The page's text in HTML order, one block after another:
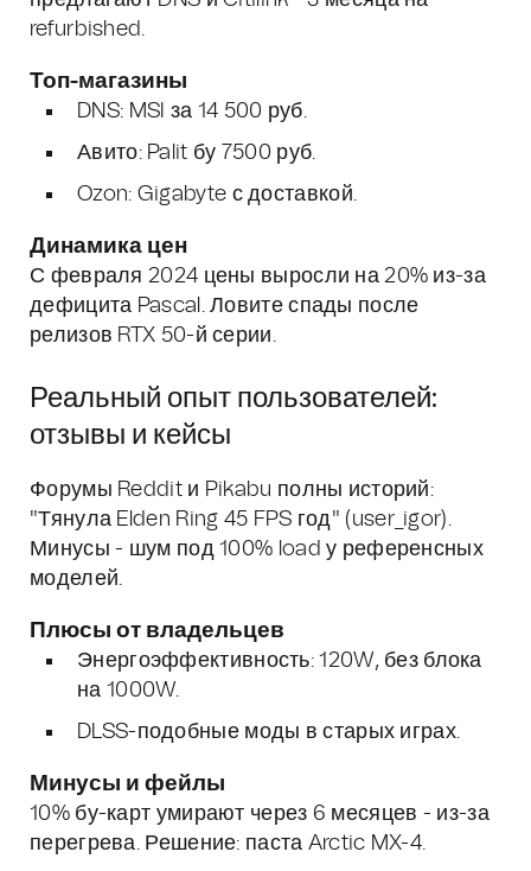
refurbished.
Топ-магазины
DNS: MSI за 14 500 руб.
Авито: Palit бу 7500 руб.
Ozon: Gigabyte с доставкой.
Динамика цен
С февраля 2024 цены выросли на 20% из-за
дефицита Pascal. Ловите спады после
релизов RTX 50-й серии.
Реальный опыт пользователей:
отзывы и кейсы
Форумы Reddit и Pikabu полны историй:
"Тянула Elden Ring 45 FPS год" (user_igor).
Минусы - шум под 100% load у референсных
моделей.
Плюсы от владельцев
Энергоэффективность: 120W, без блока
на 1000W.
DLSS-подобные моды в старых играх.
Минусы и фейлы
10% бу-карт умирают через 6 месяцев - из-за
перегрева. Решение: паста Arctic MX-4.